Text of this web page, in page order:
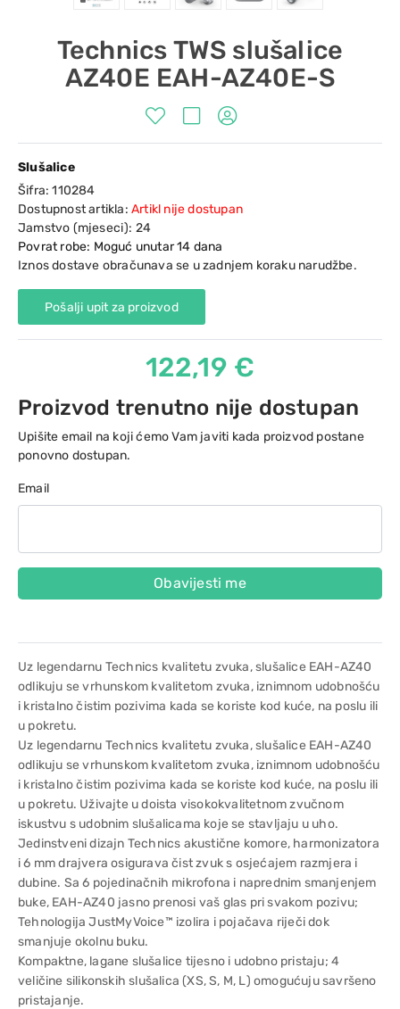
Technics TWS slušalice
AZ40E EAH-AZ40E-S
Slušalice
Šifra:110284
Dostupnost artikla: Artikl nije dostupan
Jamstvo (mjeseci): 24
Povrat robe: Moguć unutar 14 dana
Iznos dostave obračunava se u zadnjem koraku narudžbe.
Pošalji upit za proizvod
122,19 €
Proizvod trenutno nije dostupan
Upišite email na koji ćemo Vam javiti kada proizvod postane
ponovno dostupan.
Email
Obavijesti me
Uz legendarnu Technics kvalitetu zvuka, slušalice EAH-AZ40
odlikuju se vrhunskom kvalitetom zvuka, iznimnom udobnošću
i kristalno čistim pozivima kada se koriste kod kuće, na poslu ili
u pokretu.
Uz legendarnu Technics kvalitetu zvuka, slušalice EAH-AZ40
odlikuju se vrhunskom kvalitetom zvuka, iznimnom udobnošću
i kristalno čistim pozivima kada se koriste kod kuće, na poslu ili
u pokretu. Uživajte u doista visokokvalitetnom zvučnom
iskustvu s udobnim slušalicama koje se stavljaju u uho.
Jedinstveni dizajn Technics akustične komore, harmonizatora
i 6 mm drajvera osigurava čist zvuk s osjećajem razmjera i
dubine. Sa 6 pojedinačnih mikrofona i naprednim smanjenjem
buke, EAH-AZ40 jasno prenosi vaš glas pri svakom pozivu;
Tehnologija JustMyVoice™ izolira i pojačava riječi dok
smanjuje okolnu buku.
Kompaktne, lagane slušalice tijesno i udobno pristaju; 4
veličine silikonskih slušalica (XS, S, M, L) omogućuju savršeno
pristajanje.